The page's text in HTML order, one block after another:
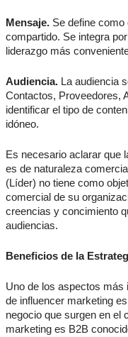
Mensaje. Se define como
compartido. Se integra
liderazgo más
Audiencia. La audiencia
Contactos, Proveedores,
identificar el tipo de
idóneo.
Es necesario aclarar que
es de naturaleza
(Líder) no tiene como
comercial de su
creencias y concimiento
audiencias.
Beneficios de la
Uno de los aspectos más
de influencer marketing
negocio que surgen en el
marketing es B2B